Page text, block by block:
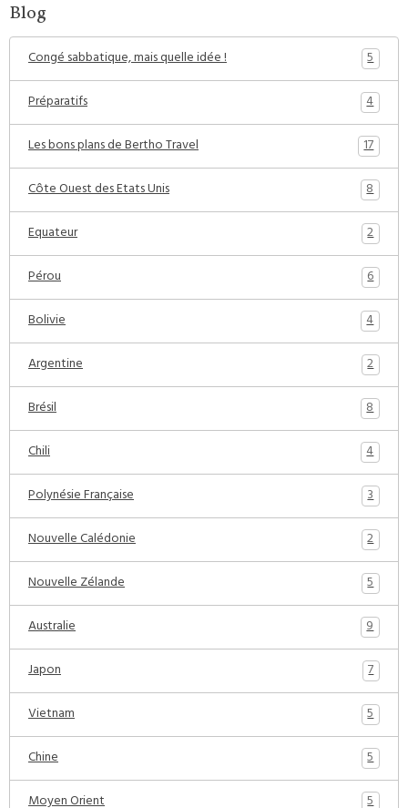
Blog
Congé sabbatique, mais quelle idée !
5
Préparatifs
4
Les bons plans de Bertho Travel
17
Côte Ouest des Etats Unis
8
Equateur
2
Pérou
6
Bolivie
4
Argentine
2
Brésil
8
Chili
4
Polynésie Française
3
Nouvelle Calédonie
2
Nouvelle Zélande
5
Australie
9
Japon
7
Vietnam
5
Chine
5
Moyen Orient
5